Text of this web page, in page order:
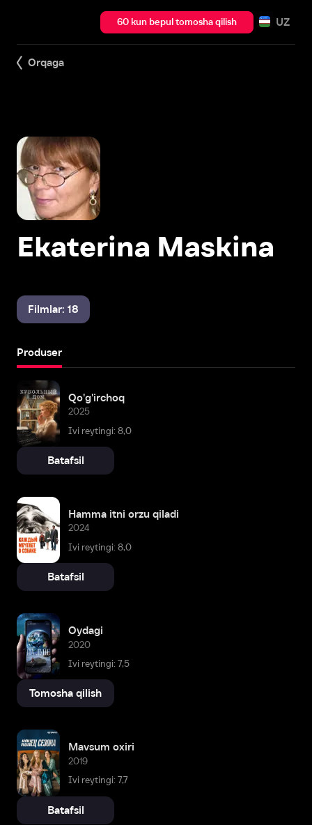
60 kun bepul tomosha qilish UZ
Orqaga
Ekaterina Maskina
Filmlar: 18
Produser
Qo'g'irchoq
2025
Ivi reytingi: 8,0
Batafsil
Hamma itni orzu qiladi
2024
Ivi reytingi: 8,0
Batafsil
Oydagi
2020
Ivi reytingi: 7,5
Tomosha qilish
Mavsum oxiri
2019
Ivi reytingi: 7,7
Batafsil